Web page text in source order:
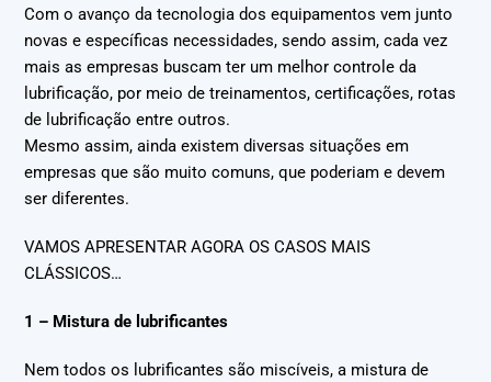
Com o avanço da tecnologia dos equipamentos vem junto
novas e específicas necessidades, sendo assim, cada vez
mais as empresas buscam ter um melhor controle da
lubrificação, por meio de treinamentos, certificações, rotas
de lubrificação entre outros.
Mesmo assim, ainda existem diversas situações em
empresas que são muito comuns, que poderiam e devem
ser diferentes.
VAMOS APRESENTAR AGORA OS CASOS MAIS
CLÁSSICOS…
1 – Mistura de lubrificantes
Nem todos os lubrificantes são miscíveis, a mistura de